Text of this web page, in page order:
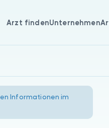
Arzt findenUnternehmen
Informationen im